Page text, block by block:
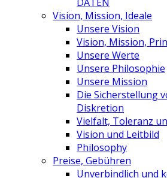
Vision, Mission, Ideale
Unsere Vision
Vision, Mission,
Unsere Werte
Unsere Philosophie
Unsere Mission
Die Sicherstellung
Diskretion
Vielfalt, Toleranz
Vision und Leitbild
Philosophy
Preise, Gebühren
Unverbindlich und